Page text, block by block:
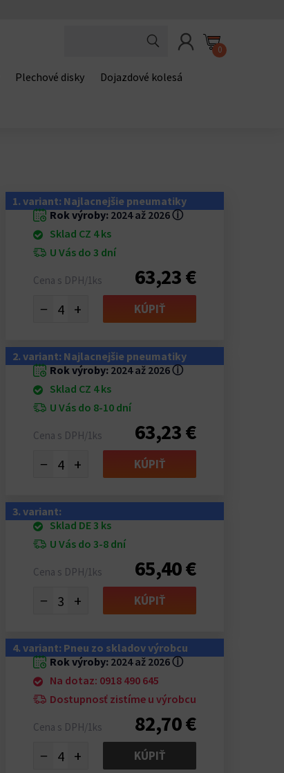
0
Plechové disky Dojazdové kolesá
1. variant: Najlacnejšie pneumatiky
Rok výroby: 2024 až 2026ⓘ
Sklad CZ 4 ks
U Vás do 3 dní
Cena s DPH/1ks 63,23 €
− + KÚPIŤ
2. variant: Najlacnejšie pneumatiky
Rok výroby: 2024 až 2026ⓘ
Sklad CZ 4 ks
U Vás do 8-10 dní
Cena s DPH/1ks 63,23 €
− + KÚPIŤ
3. variant:
Sklad DE 3 ks
U Vás do 3-8 dní
Cena s DPH/1ks 65,40 €
− + KÚPIŤ
4. variant: Pneu zo skladov výrobcu
Rok výroby: 2024 až 2026ⓘ
Na dotaz: 0918 490 645
Dostupnosť zistíme u výrobcu
Cena s DPH/1ks 82,70 €
− + KÚPIŤ